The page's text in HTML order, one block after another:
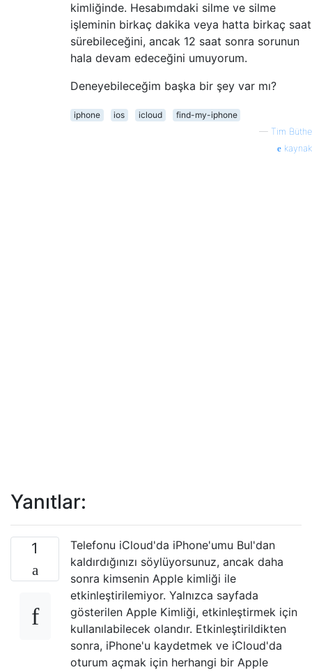
kimliğinde. Hesabımdaki silme ve silme
işleminin birkaç dakika veya hatta birkaç saat
sürebileceğini, ancak 12 saat sonra sorunun
hala devam edeceğini umuyorum.
Deneyebileceğim başka bir şey var mı?
iphone ios icloud
find-my-iphone
— Tim Büthe
kaynak
Yanıtlar:
1
Telefonu iCloud'da iPhone'umu Bul'dan
kaldırdığınızı söylüyorsunuz, ancak daha
sonra kimsenin Apple kimliği ile
etkinleştirilemiyor. Yalnızca sayfada
gösterilen Apple Kimliği, etkinleştirmek için
kullanılabilecek olandır. Etkinleştirildikten
sonra, iPhone'u kaydetmek ve iCloud'da
oturum açmak için herhangi bir Apple